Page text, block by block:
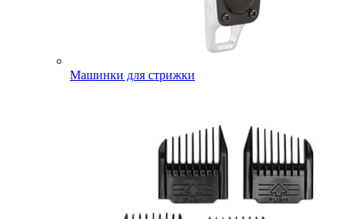
Машинки для стрижки